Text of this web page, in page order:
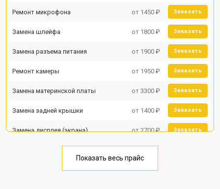
Ремонт микрофона от 1450 ₽ Заказать
Замена шлейфа от 1800 ₽ Заказать
Замена разъема питания от 1900 ₽ Заказать
Ремонт камеры от 1950 ₽ Заказать
Замена материнской платы от 3300 ₽ Заказать
Замена задней крышки от 1400 ₽ Заказать
Замена дисплея (экрана) от 2700 ₽ Заказать
Замена кнопки включения от 1750 ₽
Показать весь прайс